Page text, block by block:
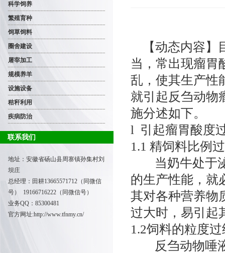
科学饲养
繁殖育种
饲草饲料
圈舍建设
屠宰加工
规模养羊
设施设备
秸秆利用
疾病防治
联系我们
地址：安徽省砀山县周寨镇孙集村刘
坝庄
总经理：田耕13665571712（同微信
号） 19166716222（同微信号）
业务QQ：85300481
官方网址:http://www.tfnmy.cn/
【动态内容】
当，常出现瘤胃
乱，使其生产性
就引起反刍动物
施分述如下。
l 引起瘤胃酸度
1.1 精饲料比例
当奶牛处于泌
的生产性能，就
其对各种营养物
过大时，易引起
1.2饲料的粒度过
反刍动物唾液